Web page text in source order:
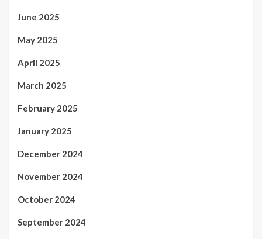
June 2025
May 2025
April 2025
March 2025
February 2025
January 2025
December 2024
November 2024
October 2024
September 2024